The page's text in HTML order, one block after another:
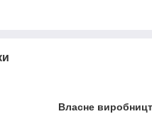
Власне